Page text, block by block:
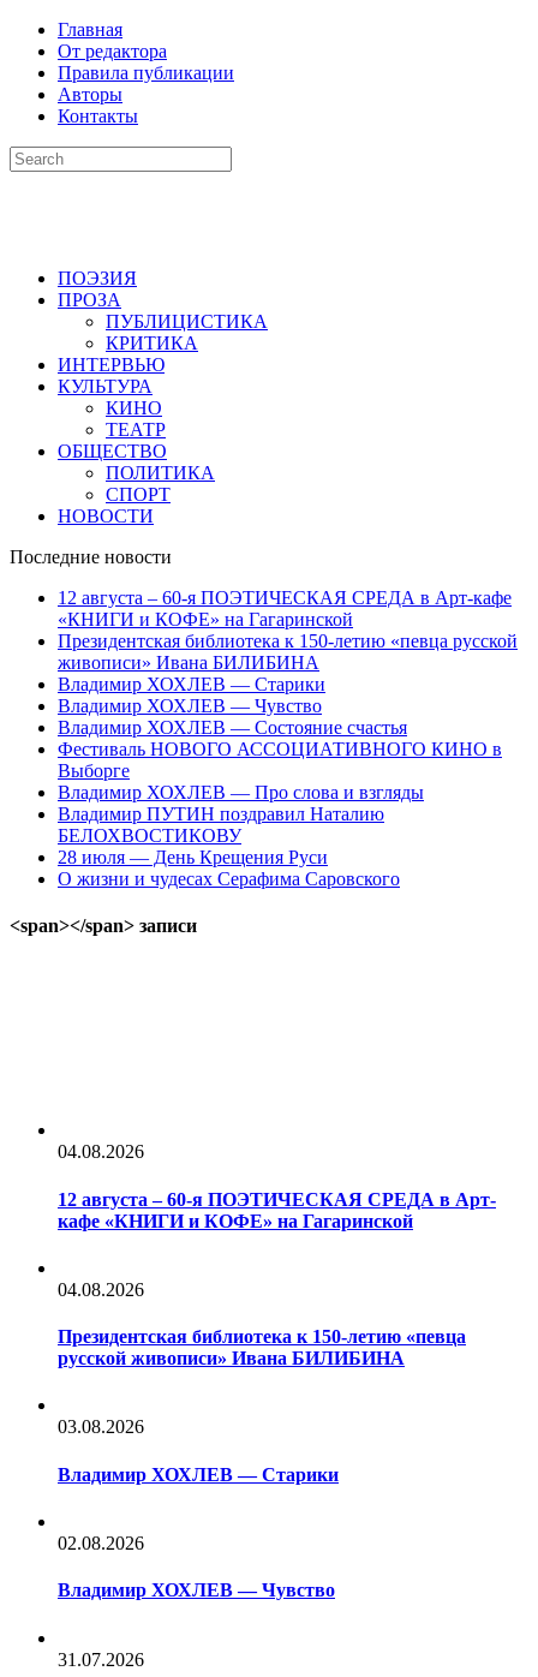
Главная
От редактора
Правила публикации
Авторы
Контакты
ПОЭЗИЯ
ПРОЗА
ПУБЛИЦИСТИКА
КРИТИКА
ИНТЕРВЬЮ
КУЛЬТУРА
КИНО
ТЕАТР
ОБЩЕСТВО
ПОЛИТИКА
СПОРТ
НОВОСТИ
Последние новости
12 августа – 60-я ПОЭТИЧЕСКАЯ СРЕДА в Арт-кафе
«КНИГИ и КОФЕ» на Гагаринской
Президентская библиотека к 150-летию «певца русской
живописи» Ивана БИЛИБИНА
Владимир ХОХЛЕВ — Старики
Владимир ХОХЛЕВ — Чувство
Владимир ХОХЛЕВ — Состояние счастья
Фестиваль НОВОГО АССОЦИАТИВНОГО КИНО в
Выборге
Владимир ХОХЛЕВ — Про слова и взгляды
Владимир ПУТИН поздравил Наталию
БЕЛОХВОСТИКОВУ
28 июля — День Крещения Руси
О жизни и чудесах Серафима Саровского
<span></span> записи
04.08.2026
12 августа – 60-я ПОЭТИЧЕСКАЯ СРЕДА в Арт-
кафе «КНИГИ и КОФЕ» на Гагаринской
04.08.2026
Президентская библиотека к 150-летию «певца
русской живописи» Ивана БИЛИБИНА
03.08.2026
Владимир ХОХЛЕВ — Старики
02.08.2026
Владимир ХОХЛЕВ — Чувство
31.07.2026